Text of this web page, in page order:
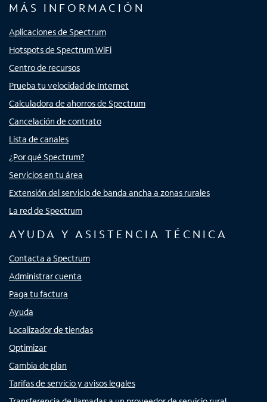
MÁS INFORMACIÓN
Aplicaciones de Spectrum
Hotspots de Spectrum WiFi
Centro de recursos
Prueba tu velocidad de Internet
Calculadora de ahorros de Spectrum
Cancelación de contrato
Lista de canales
¿Por qué Spectrum?
Servicios en tu área
Extensión del servicio de banda ancha a zonas rurales
La red de Spectrum
AYUDA Y ASISTENCIA TÉCNICA
Contacta a Spectrum
Administrar cuenta
Paga tu factura
Ayuda
Localizador de tiendas
Optimizar
Cambia de plan
Tarifas de servicio y avisos legales